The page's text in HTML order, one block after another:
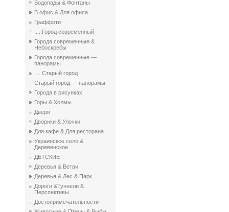
Водопады & Фонтаны
В офис & Для офиса
Граффити
.....Город современный
Города современные &
Небоскребы
Города современные —
панорамы
.....Старый город
Старый город — панорамы
Города в рисунках
Горы & Холмы
Двери
Дворики & Улочки
Для кафе & Для ресторана
Украинское село &
Деревенское
ДЕТСКИЕ
Деревья & Ветви
Деревья & Лес & Парк
Дороги &Туннели &
Перспективы
Достопримечательности